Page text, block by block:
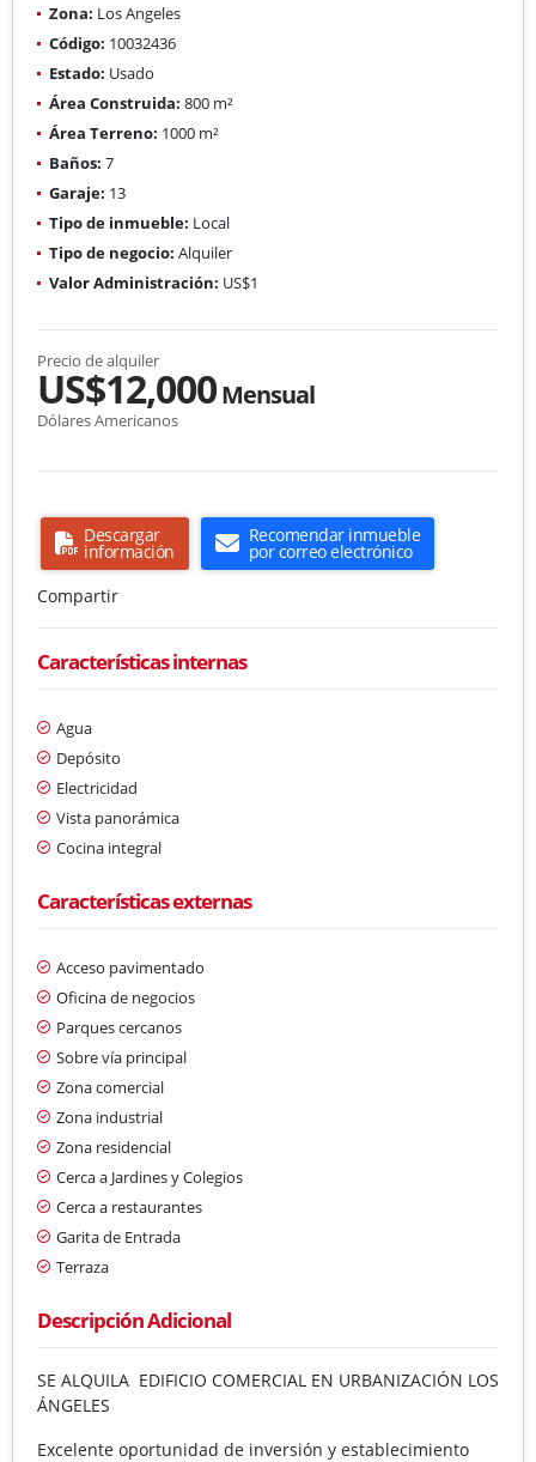
Zona: Los Angeles
Código: 10032436
Estado: Usado
Área Construida: 800 m²
Área Terreno: 1000 m²
Baños: 7
Garaje: 13
Tipo de inmueble: Local
Tipo de negocio: Alquiler
Valor Administración: US$1
Precio de alquiler
US$12,000Mensual
Dólares Americanos
Descargar
información
Recomendar inmueble
por correo electrónico
Compartir
Características internas
Agua
Depósito
Electricidad
Vista panorámica
Cocina integral
Características externas
Acceso pavimentado
Oficina de negocios
Parques cercanos
Sobre vía principal
Zona comercial
Zona industrial
Zona residencial
Cerca a Jardines y Colegios
Cerca a restaurantes
Garita de Entrada
Terraza
Descripción Adicional
SE ALQUILA EDIFICIO COMERCIAL EN URBANIZACIÓN LOS
ÁNGELES
Excelente oportunidad de inversión y establecimiento